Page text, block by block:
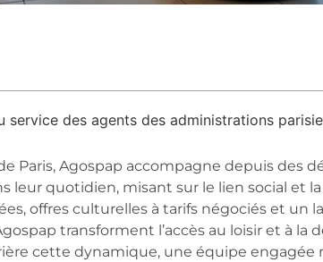
service des agents des administrations
Paris, Agospap accompagne depuis des
leur quotidien, misant sur le lien social et
offres culturelles à tarifs négociés et un
transforment l’accès au loisir et à la
cette dynamique, une équipe engagée